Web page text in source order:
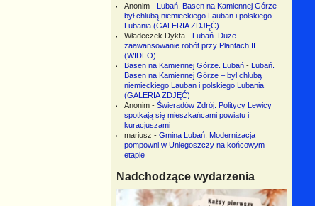
Anonim- Lubań. Basen na Kamiennej Górze –
był chlubą niemieckiego Lauban i polskiego
Lubania (GALERIA ZDJĘĆ)
Władeczek Dykta- Lubań. Duże
zaawansowanie robót przy Plantach II
(WIDEO)
Basen na Kamiennej Górze. Lubań- Lubań.
Basen na Kamiennej Górze – był chlubą
niemieckiego Lauban i polskiego Lubania
(GALERIA ZDJĘĆ)
Anonim- Świeradów Zdrój. Politycy Lewicy
spotkają się mieszkańcami powiatu i
kuracjuszami
mariusz - Gmina Lubań. Modernizacja
pompowni w Uniegoszczy na końcowym
etapie
Nadchodzące wydarzenia